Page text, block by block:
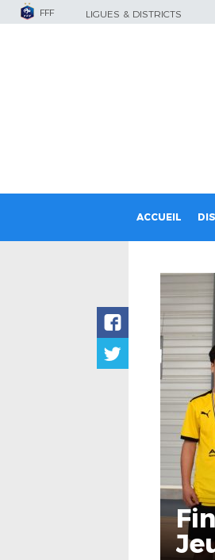
FFF LIGUES & DISTRICTS
ACCUEIL